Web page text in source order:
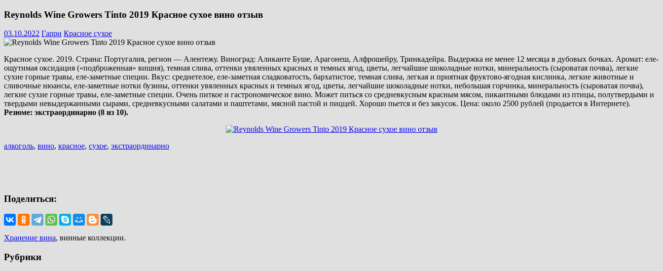
Reynolds Wine Growers Tinto 2019 Красное сухое вино отзыв
03.10.2022 Гарри Красное сухое
Красное сухое. 2019. Страна: Португалия, регион — Алентежу. Виноград: Аликанте Буше, Арагонеш, Алфрошейру, Тринкадейра. Выдержка не менее 12 месяца в дубовых бочках. Аромат: еле-
ощутимая оксидация («подброженная» вишня), темная слива, оттенки увяленных красных и темных ягод, цветы, легчайшие шоколадные нотки, минеральность (сыроватая почва), легкие
сухие горные травы, еле-заметные специи. Вкус: среднетелое, еле-заметная сладковатость, бархатистое, темная слива, легкая и приятная фруктово-ягодная кислинка, легкие животные и
сливочные нюансы, еле-заметные нотки бузины, оттенки увяленных красных и темных ягод, цветы, легчайшие шоколадные нотки, небольшая горчинка, минеральность (сыроватая почва),
легкие сухие горные травы, еле-заметные специи. Очень питкое и гастрономическое вино. Может питься со средневкусным красным мясом, пикантными блюдами из птицы, полутвердыми и
твердыми невыдержанными сырами, средневкусными салатами и паштетами, мясной пастой и пиццей. Хорошо пьется и без закусок. Цена: около 2500 рублей (продается в Интернете).
Резюме: экстраординарно (8 из 10).
алкоголь, вино, красное, сухое, экстраординарно
Поделиться:
Хранение вина, винные коллекции.
Рубрики